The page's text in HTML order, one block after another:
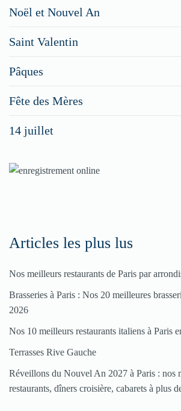
votre
Cliquez
Noël et Nouvel An
Saint Valentin
Pâques
Fête des Mères
14 juillet
Articles les plus lus
Nos meilleurs restaurants de Paris par
Brasseries à Paris : Nos 20 meilleures
2026
Nos 10 meilleurs restaurants italiens à Paris
Terrasses Rive Gauche
Réveillons du Nouvel An 2027 à Paris : nos
restaurants, dîners croisière, cabarets à plus